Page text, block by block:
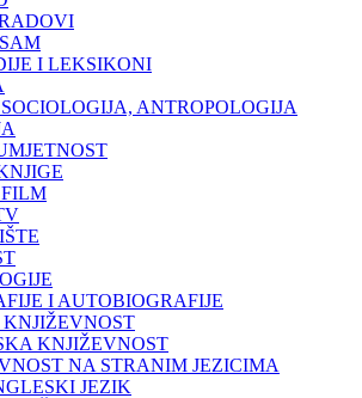
I LEKSIKONI
ANTROPOLOGIJA
I AUTOBIOGRAFIJE
KNJIŽEVNOST
KNJIŽEVNOST
NA STRANIM JEZICIMA
JEZIK